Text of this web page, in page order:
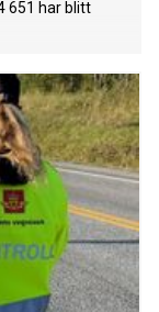
651 har blitt